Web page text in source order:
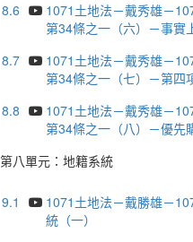
8.6
1071土地法－戴秀雄－
第34條之一（六）－事實
8.7
1071土地法－戴秀雄－
第34條之一（七）－第四
8.8
1071土地法－戴秀雄－
第34條之一（八）－優先
第八單元：地籍系統
9.1
1071土地法－戴勝雄－
統（一）